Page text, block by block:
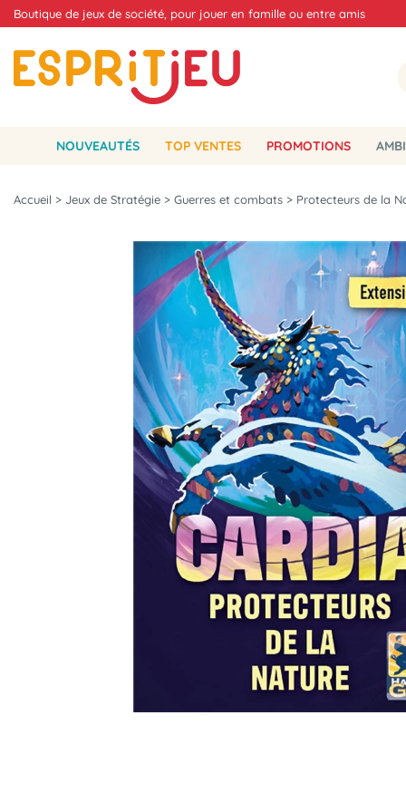
Boutique de jeux de société, pour jouer en famille ou entre amis
NOUVEAUTÉS TOP VENTES PROMOTIONS
Accueil > Jeux de Stratégie > Guerres et combats > Protecteurs de la